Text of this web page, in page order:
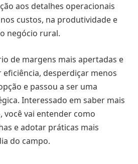
aos detalhes operacionais
custos, na produtividade e
negócio rural.
de margens mais apertadas e
desperdiçar menos
e passou a ser uma
Interessado em saber mais
você vai entender como
e adotar práticas mais
do campo.